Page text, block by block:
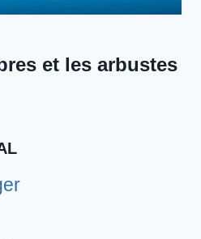
et les arbustes